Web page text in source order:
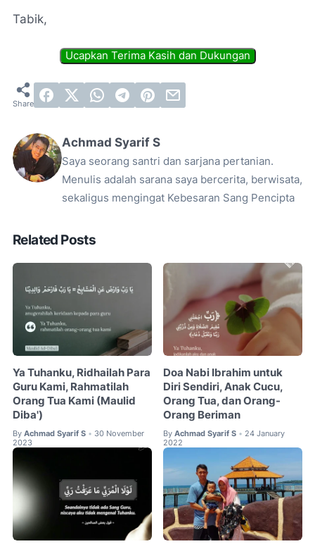
Tabik,
Achmad Syarif S
Saya seorang santri dan sarjana pertanian.
Menulis adalah sarana saya bercerita, berwisata,
sekaligus mengingat Kebesaran Sang Pencipta
Related Posts
Ya Tuhanku, Ridhailah Para
Guru Kami, Rahmatilah
Orang Tua Kami (Maulid
Diba')
By Achmad Syarif S • 30 November
2023
Doa Nabi Ibrahim untuk
Diri Sendiri, Anak Cucu,
Orang Tua, dan Orang-
Orang Beriman
By Achmad Syarif S • 24 January
2022